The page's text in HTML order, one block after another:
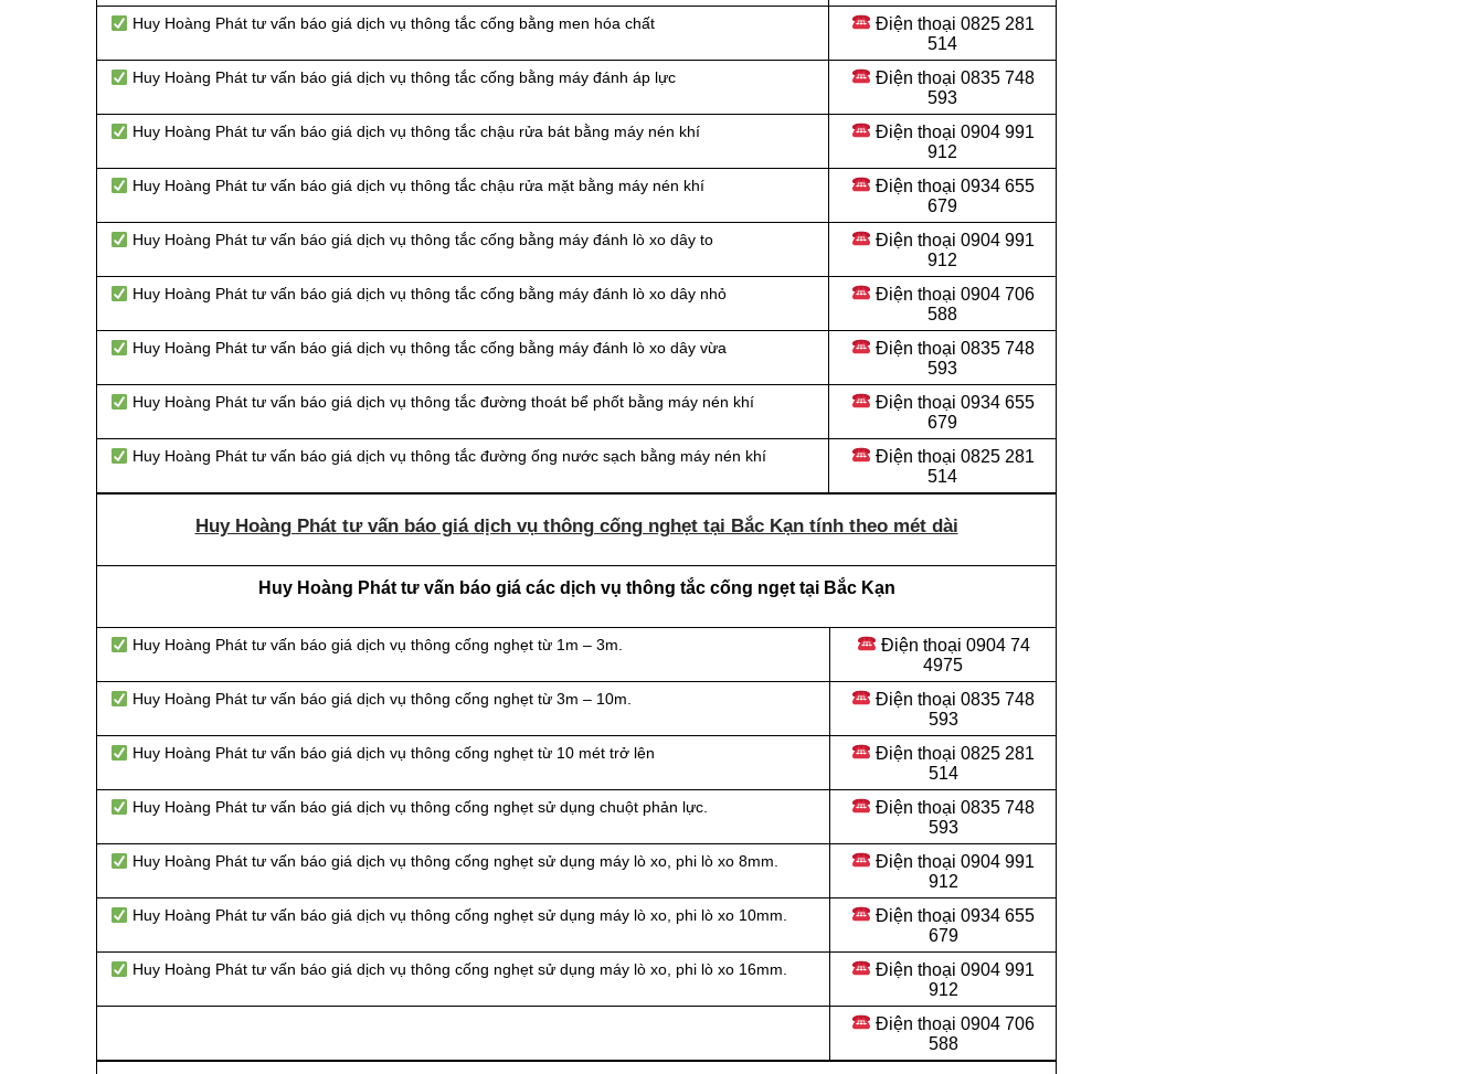
Huy Hoàng Phát tư vấn báo giá dịch vụ thông tắc cống bằng men hóa chất Điện thoại 0825 281
514
Huy Hoàng Phát tư vấn báo giá dịch vụ thông tắc cống bằng máy đánh áp lực Điện thoại 0835 748
593
Huy Hoàng Phát tư vấn báo giá dịch vụ thông tắc chậu rửa bát bằng máy nén khí Điện thoại 0904 991
912
Huy Hoàng Phát tư vấn báo giá dịch vụ thông tắc chậu rửa mặt bằng máy nén khí
Điện thoại 0934 655
679
Huy Hoàng Phát tư vấn báo giá dịch vụ thông tắc cống bằng máy đánh lò xo dây to
Điện thoại 0904 991
912
Huy Hoàng Phát tư vấn báo giá dịch vụ thông tắc cống bằng máy đánh lò xo dây nhỏ Điện thoại 0904 706
588
Huy Hoàng Phát tư vấn báo giá dịch vụ thông tắc cống bằng máy đánh lò xo dây vừa Điện thoại 0835 748
593
Huy Hoàng Phát tư vấn báo giá dịch vụ thông tắc đường thoát bể phốt bằng máy nén khí Điện thoại 0934 655
679
Huy Hoàng Phát tư vấn báo giá dịch vụ thông tắc đường ống nước sạch bằng máy nén khí Điện thoại 0825 281
514
Huy Hoàng Phát tư vấn báo giá dịch vụ thông cống nghẹt tại Bắc Kạn tính theo mét dài
Huy Hoàng Phát tư vấn báo giá các dịch vụ thông tắc cống ngẹt tại Bắc Kạn
Huy Hoàng Phát tư vấn báo giá dịch vụ thông cống nghẹt từ 1m – 3m. Điện thoại 0904 74
4975
Huy Hoàng Phát tư vấn báo giá dịch vụ thông cống nghẹt từ 3m – 10m. Điện thoại 0835 748
593
Huy Hoàng Phát tư vấn báo giá dịch vụ thông cống nghẹt từ 10 mét trở lên Điện thoại 0825 281
514
Huy Hoàng Phát tư vấn báo giá dịch vụ thông cống nghẹt sử dụng chuột phản lực. Điện thoại 0835 748
593
Huy Hoàng Phát tư vấn báo giá dịch vụ thông cống nghẹt sử dụng máy lò xo, phi lò xo 8mm. Điện thoại 0904 991
912
Huy Hoàng Phát tư vấn báo giá dịch vụ thông cống nghẹt sử dụng máy lò xo, phi lò xo 10mm.
Điện thoại 0934 655
679
Huy Hoàng Phát tư vấn báo giá dịch vụ thông cống nghẹt sử dụng máy lò xo, phi lò xo 16mm.
Điện thoại 0904 991
912
Điện thoại 0904 706
588